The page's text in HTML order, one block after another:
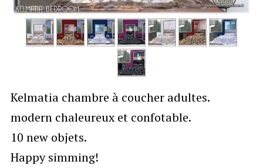
Kelmatia chambre à coucher adultes.
modern chaleureux et confotable.
10 new objets.
Happy simming!